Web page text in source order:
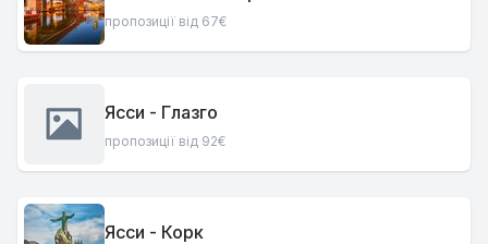
пропозиції від 67€
Ясси - Глазго
пропозиції від 92€
Ясси - Корк